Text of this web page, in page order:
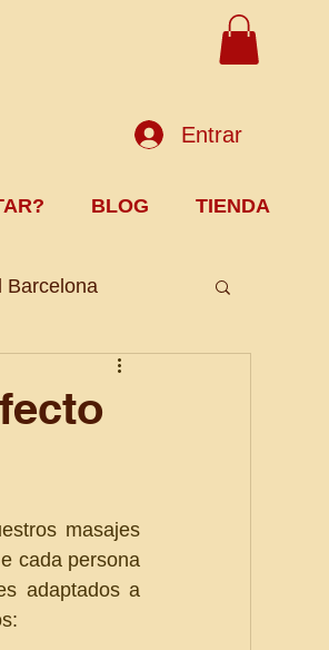
Entrar
BLOG TIENDA
Barcelona
masajes
cada persona
adaptados a